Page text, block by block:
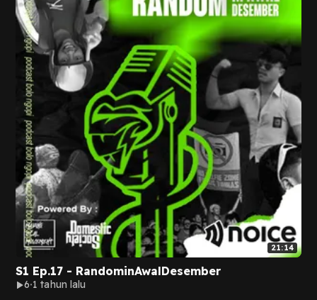
21:14
S1 Ep.17 - RandominAwalDesember
6 1 tahun lalu